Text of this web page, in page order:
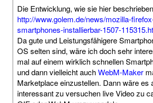
Die Entwicklung, wie sie hier
http://www.golem.de/news/mozilla-
smartphones-installierbar-1507-
Da gute und Leistungsfähigere
OS selten sind, wäre ich doch sehr
mal auf einem wirklich schnellen
und dann vielleicht auchWebM-Maker
Marketplace einzustellen. Dann wäre es
interessant zu versuchen live Video zu